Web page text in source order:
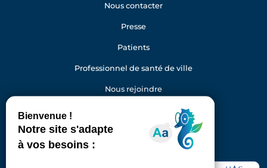
Nous contacter
Presse
Patients
Professionnel de santé de ville
Nous rejoindre
LinkedInInstagram